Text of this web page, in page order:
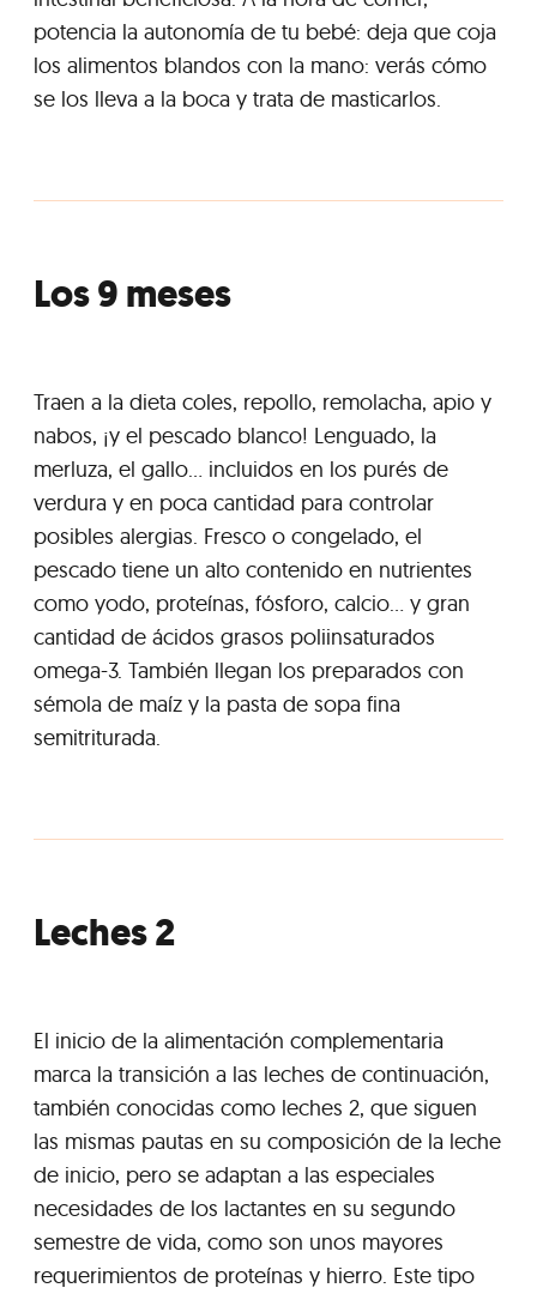
potencia la autonomía de tu bebé: deja que coja
los alimentos blandos con la mano: verás cómo
se los lleva a la boca y trata de masticarlos.
Los 9 meses
Traen a la dieta coles, repollo, remolacha, apio y
nabos, ¡y el pescado blanco! Lenguado, la
merluza, el gallo... incluidos en los purés de
verdura y en poca cantidad para controlar
posibles alergias. Fresco o congelado, el
pescado tiene un alto contenido en nutrientes
como yodo, proteínas, fósforo, calcio... y gran
cantidad de ácidos grasos poliinsaturados
omega-3. También llegan los preparados con
sémola de maíz y la pasta de sopa fina
semitriturada.
Leches 2
El inicio de la alimentación complementaria
marca la transición a las leches de continuación,
también conocidas como leches 2, que siguen
las mismas pautas en su composición de la leche
de inicio, pero se adaptan a las especiales
necesidades de los lactantes en su segundo
semestre de vida, como son unos mayores
requerimientos de proteínas y hierro. Este tipo